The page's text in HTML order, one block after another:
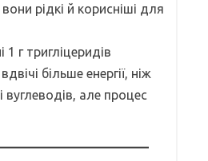
рідкі й корисніші для
1 г тригліцеридів
більше енергії, ніж
вуглеводів, але процес